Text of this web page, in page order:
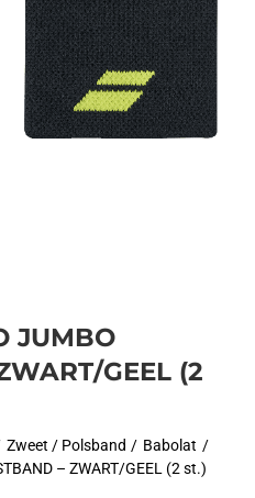
JUMBO
GEEL (2
Zweet / Polsband
Babolat
– ZWART/GEEL (2 st.)